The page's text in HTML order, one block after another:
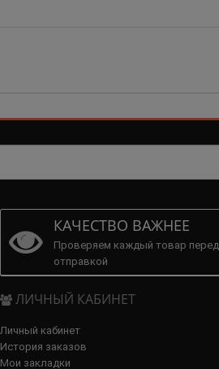
КАЧЕСТВО ВАЖНЕЕ
Проверяем каждый товар перед
отправкой
ЛИЧНЫЙ КАБИНЕТ
Личный кабинет
История заказов
Мои закладки